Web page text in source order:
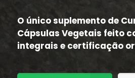
O único suplemento de
Cápsulas Vegetais feito
integrais e certificação